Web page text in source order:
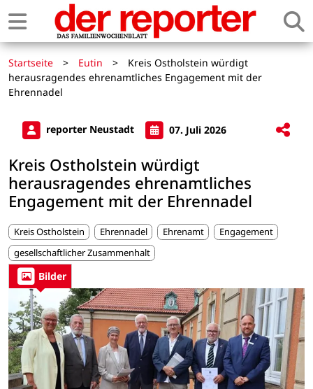
Startseite > Eutin >
Kreis Ostholstein würdigt
herausragendes ehrenamtliches Engagement mit der
Ehrennadel
reporter Neustadt 07. Juli 2026
Kreis Ostholstein würdigt
herausragendes ehrenamtliches
Engagement mit der Ehrennadel
Kreis Ostholstein Ehrennadel Ehrenamt
Engagement
gesellschaftlicher Zusammenhalt
Bilder